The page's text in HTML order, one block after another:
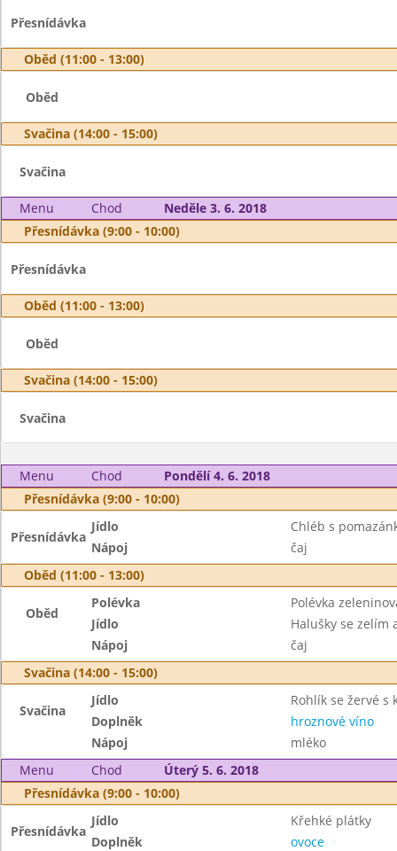
Přesnídávka
Oběd (11:00 - 13:00)
Oběd
Svačina (14:00 - 15:00)
Svačina
Menu Chod
Neděle 3. 6. 2018
Přesnídávka (9:00 - 10:00)
Přesnídávka
Oběd (11:00 - 13:00)
Oběd
Svačina (14:00 - 15:00)
Svačina
Menu Chod
Pondělí 4. 6. 2018
Přesnídávka (9:00 - 10:00)
Přesnídávka
Jídlo
Chléb s
Nápoj
čaj
Oběd (11:00 - 13:00)
Oběd
Polévka
Polévka
Jídlo
Halušky se zelím
Nápoj
čaj
Svačina (14:00 - 15:00)
Svačina
Jídlo
Rohlík se žervé s
Doplněk
hroznové víno
Nápoj
mléko
Menu
Chod
Úterý 5. 6. 2018
Přesnídávka (9:00 - 10:00)
Přesnídávka
Jídlo
Křehké plátky
Doplněk
ovoce